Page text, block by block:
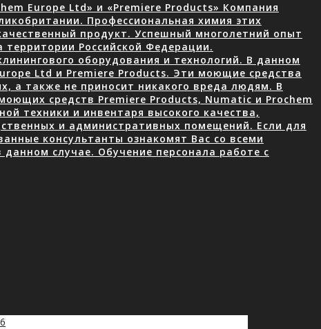
Europe Ltd» и «Premiere Products» Компания
Профессиональная химия этих
продукт. Успешный многолетний опыт
Российской Федерации.
оборудования и технологий. В данном
Ltd и Premiere Products. Эти моющие средства
а также не приносит никакого вреда людям. В
средств Premiere Products, Numatic и Prochem
техники и инвентаря высокого качества,
и административных помещений. Если для
консультанты ознакомят Вас со всеми
случае. Обучение персонала работе с